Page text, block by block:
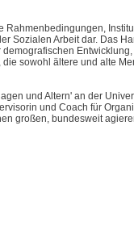
Rahmenbedingungen,
Sozialen Arbeit dar. Das
sowohl ältere und alte
und Altern' an der
und Coach für
großen, bundesweit